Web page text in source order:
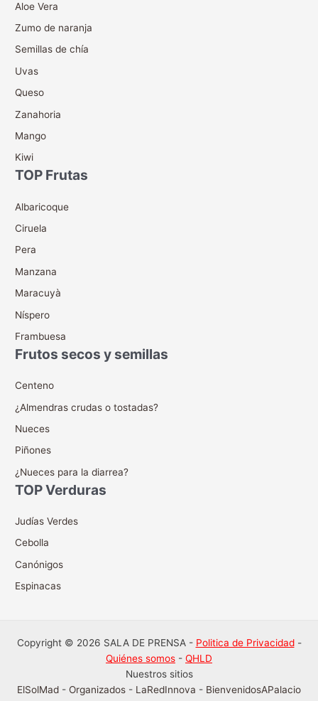
Aloe Vera
Zumo de naranja
Semillas de chía
Uvas
Queso
Zanahoria
Mango
Kiwi
TOP Frutas
Albaricoque
Ciruela
Pera
Manzana
Maracuyà
Níspero
Frambuesa
Frutos secos y semillas
Centeno
¿Almendras crudas o tostadas?
Nueces
Piñones
¿Nueces para la diarrea?
TOP Verduras
Judías Verdes
Cebolla
Canónigos
Espinacas
Copyright © 2026 SALA DE PRENSA - Politica de Privacidad-
Quiénes somos - QHLD
Nuestros sitios
ElSolMad - Organizados - LaRedInnova - BienvenidosAPalacio